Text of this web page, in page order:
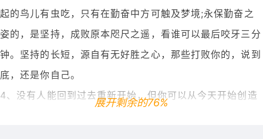
起的鸟儿有虫吃，只有在勤奋中方可触及梦境;永保勤奋之
姿的，是坚持，成败原本咫尺之遥，看谁可以最后咬牙三分
钟。坚持的长短，源自有无好胜之心，那些打败你的，说到
底，还是你自己。
4、没有人能回到过去重新开始，但你可以从今天开始创造
展开剩余的76%